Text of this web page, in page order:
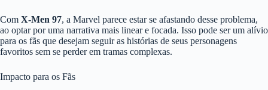
Com X-Men 97, a Marvel parece estar se afastando desse problema,
ao optar por uma narrativa mais linear e focada. Isso pode ser um alívio
para os fãs que desejam seguir as histórias de seus personagens
favoritos sem se perder em tramas complexas.
Impacto para os Fãs